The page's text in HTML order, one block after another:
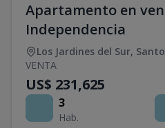
Apartamento en
Independencia
Los Jardines del Sur,
VENTA
US$ 231,625
3
Hab.